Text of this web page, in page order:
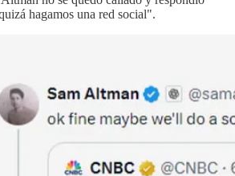
hagamos una red social".